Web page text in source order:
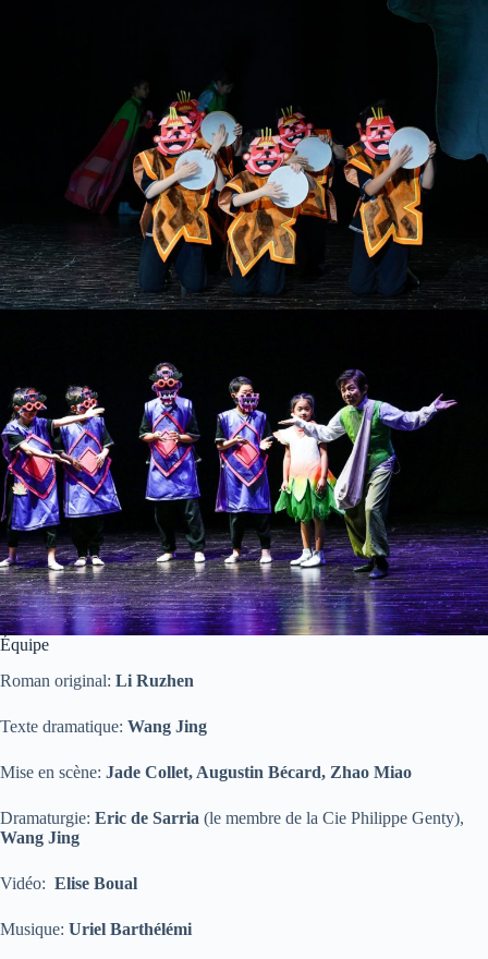
Équipe
Roman original: Li Ruzhen
Texte dramatique: Wang Jing
Mise en scène: Jade Collet, Augustin Bécard, Zhao Miao
Dramaturgie: Eric de Sarria (le membre de la Cie Philippe Genty),
Wang Jing
Vidéo: Elise Boual
Musique: Uriel Barthélémi